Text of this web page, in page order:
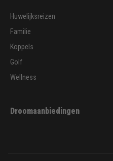
Huwelijksreizen
Familie
Koppels
Golf
Wellness
Droomaanbiedingen